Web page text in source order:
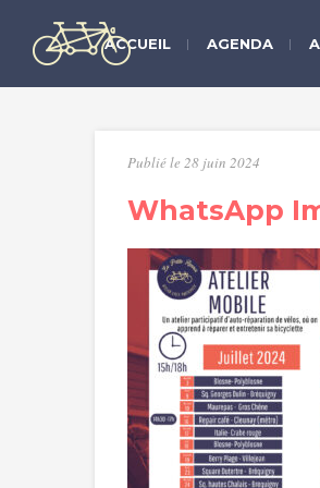
ACCUEIL AGENDA
Publié le 28 juin 2024
WhatsApp